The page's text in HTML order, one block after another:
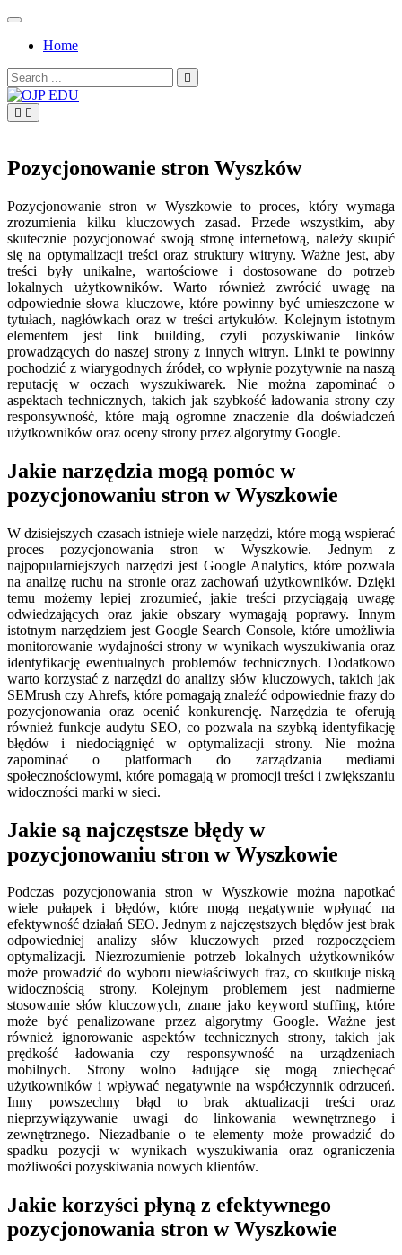
Skip
contentHome
Search
for:
Pozycjonowanie stron Wyszków
Pozycjonowanie stron w Wyszkowie to proces, który wymaga
zrozumienia kilku kluczowych zasad. Przede wszystkim, aby
skutecznie pozycjonować swoją stronę internetową, należy skupić
się na optymalizacji treści oraz struktury witryny. Ważne jest, aby
treści były unikalne, wartościowe i dostosowane do potrzeb
lokalnych użytkowników. Warto również zwrócić uwagę na
odpowiednie słowa kluczowe, które powinny być umieszczone w
tytułach, nagłówkach oraz w treści artykułów. Kolejnym istotnym
elementem jest link building, czyli pozyskiwanie linków
prowadzących do naszej strony z innych witryn. Linki te powinny
pochodzić z wiarygodnych źródeł, co wpłynie pozytywnie na naszą
reputację w oczach wyszukiwarek. Nie można zapominać o
aspektach technicznych, takich jak szybkość ładowania strony czy
responsywność, które mają ogromne znaczenie dla doświadczeń
użytkowników oraz oceny strony przez algorytmy Google.
Jakie narzędzia mogą pomóc w
pozycjonowaniu stron w Wyszkowie
W dzisiejszych czasach istnieje wiele narzędzi, które mogą wspierać
proces pozycjonowania stron w Wyszkowie. Jednym z
najpopularniejszych narzędzi jest Google Analytics, które pozwala
na analizę ruchu na stronie oraz zachowań użytkowników. Dzięki
temu możemy lepiej zrozumieć, jakie treści przyciągają uwagę
odwiedzających oraz jakie obszary wymagają poprawy. Innym
istotnym narzędziem jest Google Search Console, które umożliwia
monitorowanie wydajności strony w wynikach wyszukiwania oraz
identyfikację ewentualnych problemów technicznych. Dodatkowo
warto korzystać z narzędzi do analizy słów kluczowych, takich jak
SEMrush czy Ahrefs, które pomagają znaleźć odpowiednie frazy do
pozycjonowania oraz ocenić konkurencję. Narzędzia te oferują
również funkcje audytu SEO, co pozwala na szybką identyfikację
błędów i niedociągnięć w optymalizacji strony. Nie można
zapominać o platformach do zarządzania mediami
społecznościowymi, które pomagają w promocji treści i zwiększaniu
widoczności marki w sieci.
Jakie są najczęstsze błędy w
pozycjonowaniu stron w Wyszkowie
Podczas pozycjonowania stron w Wyszkowie można napotkać
wiele pułapek i błędów, które mogą negatywnie wpłynąć na
efektywność działań SEO. Jednym z najczęstszych błędów jest brak
odpowiedniej analizy słów kluczowych przed rozpoczęciem
optymalizacji. Niezrozumienie potrzeb lokalnych użytkowników
może prowadzić do wyboru niewłaściwych fraz, co skutkuje niską
widocznością strony. Kolejnym problemem jest nadmierne
stosowanie słów kluczowych, znane jako keyword stuffing, które
może być penalizowane przez algorytmy Google. Ważne jest
również ignorowanie aspektów technicznych strony, takich jak
prędkość ładowania czy responsywność na urządzeniach
mobilnych. Strony wolno ładujące się mogą zniechęcać
użytkowników i wpływać negatywnie na współczynnik odrzuceń.
Inny powszechny błąd to brak aktualizacji treści oraz
nieprzywiązywanie uwagi do linkowania wewnętrznego i
zewnętrznego. Niezadbanie o te elementy może prowadzić do
spadku pozycji w wynikach wyszukiwania oraz ograniczenia
możliwości pozyskiwania nowych klientów.
Jakie korzyści płyną z efektywnego
pozycjonowania stron w Wyszkowie